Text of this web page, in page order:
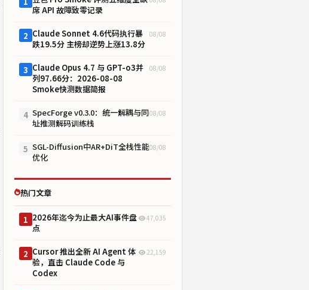
席 API 故障致零记录
2 Claude Sonnet 4.6代码执行暴
跌19.5分 主榜却逆势上涨13.8分
08/08
3 Claude Opus 4.7 与 GPT-o3并
列97.66分：2026-08-08
Smoke快测数据简报
08/08
4 SpecForge v0.3.0：统一解耦与同
址推测解码训练栈
08/08
5 SGL-Diffusion中AR+DiT全栈性能
优化
08/08
热门文章
1 2026年迄今为止最大AI事件盘
点
47,035
2 Cursor 推出全新 AI Agent 体
验，直击 Claude Code 与
Codex
22,159